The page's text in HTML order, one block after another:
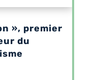
», premier
du